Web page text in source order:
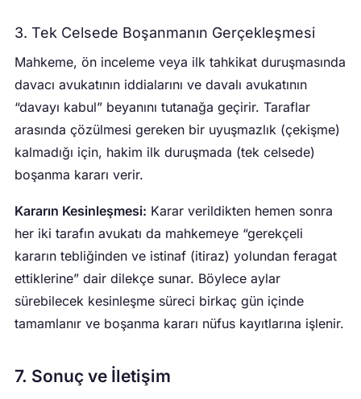
3. Tek Celsede Boşanmanın Gerçekleşmesi
Mahkeme, ön inceleme veya ilk tahkikat duruşmasında
davacı avukatının iddialarını ve davalı avukatının
“davayı kabul” beyanını tutanağa geçirir. Taraflar
arasında çözülmesi gereken bir uyuşmazlık (çekişme)
kalmadığı için, hakim ilk duruşmada (tek celsede)
boşanma kararı verir.
Kararın Kesinleşmesi: Karar verildikten hemen sonra
her iki tarafın avukatı da mahkemeye “gerekçeli
kararın tebliğinden ve istinaf (itiraz) yolundan feragat
ettiklerine” dair dilekçe sunar. Böylece aylar
sürebilecek kesinleşme süreci birkaç gün içinde
tamamlanır ve boşanma kararı nüfus kayıtlarına işlenir.
7. Sonuç ve İletişim